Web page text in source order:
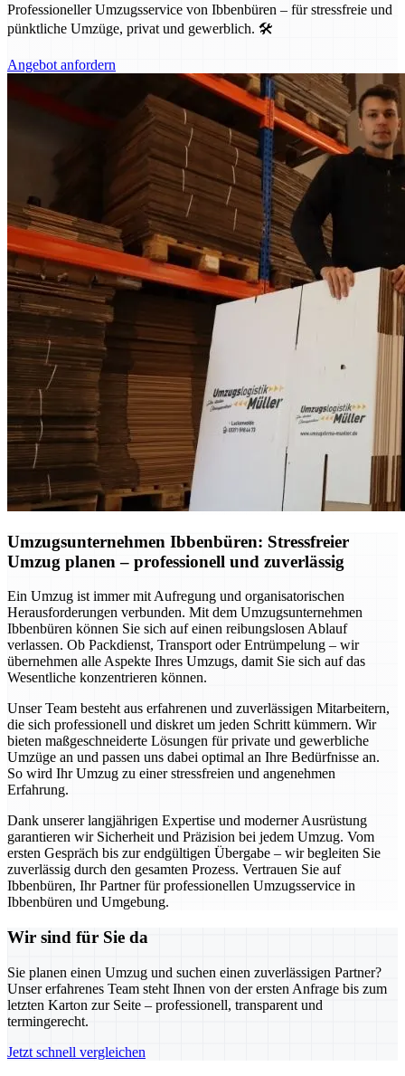
Professioneller Umzugsservice von Ibbenbüren – für stressfreie und
pünktliche Umzüge, privat und gewerblich. 🛠️
Angebot anfordern
Umzugsunternehmen Ibbenbüren: Stressfreier
Umzug planen – professionell und zuverlässig
Ein Umzug ist immer mit Aufregung und organisatorischen
Herausforderungen verbunden. Mit dem Umzugsunternehmen
Ibbenbüren können Sie sich auf einen reibungslosen Ablauf
verlassen. Ob Packdienst, Transport oder Entrümpelung – wir
übernehmen alle Aspekte Ihres Umzugs, damit Sie sich auf das
Wesentliche konzentrieren können.
Unser Team besteht aus erfahrenen und zuverlässigen Mitarbeitern,
die sich professionell und diskret um jeden Schritt kümmern. Wir
bieten maßgeschneiderte Lösungen für private und gewerbliche
Umzüge an und passen uns dabei optimal an Ihre Bedürfnisse an.
So wird Ihr Umzug zu einer stressfreien und angenehmen
Erfahrung.
Dank unserer langjährigen Expertise und moderner Ausrüstung
garantieren wir Sicherheit und Präzision bei jedem Umzug. Vom
ersten Gespräch bis zur endgültigen Übergabe – wir begleiten Sie
zuverlässig durch den gesamten Prozess. Vertrauen Sie auf
Ibbenbüren, Ihr Partner für professionellen Umzugsservice in
Ibbenbüren und Umgebung.
Wir sind für Sie da
Sie planen einen Umzug und suchen einen zuverlässigen Partner?
Unser erfahrenes Team steht Ihnen von der ersten Anfrage bis zum
letzten Karton zur Seite – professionell, transparent und
termingerecht.
Jetzt schnell vergleichen